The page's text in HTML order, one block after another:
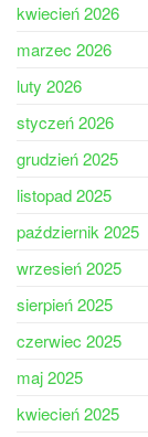
kwiecień 2026
marzec 2026
luty 2026
styczeń 2026
grudzień 2025
listopad 2025
październik 2025
wrzesień 2025
sierpień 2025
czerwiec 2025
maj 2025
kwiecień 2025